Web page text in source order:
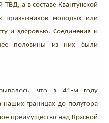
ТВД, а в составе Квантунской
призывников молодых или
и здоровью. Соединения и
половины из них были
что в 41-м году
наших границах до полутора
преимущество над Красной